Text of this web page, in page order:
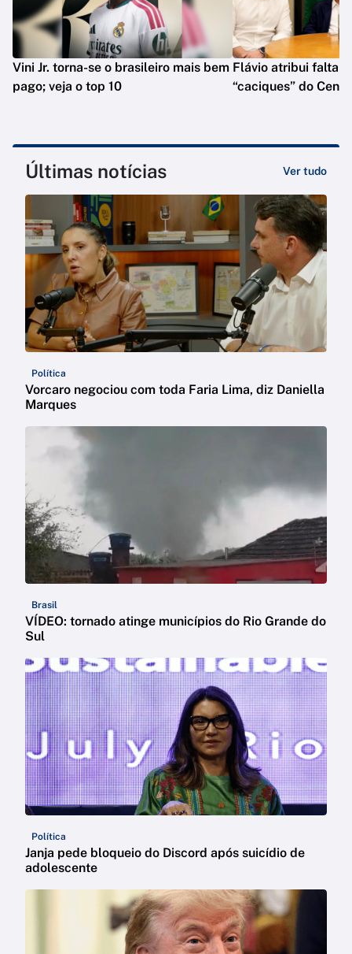
Vini Jr. torna-se o brasileiro mais bem
pago; veja o top 10
Flávio atribui falta
“caciques” do
Últimas notícias Ver tudo
Política
Vorcaro negociou com toda Faria Lima, diz Daniella
Marques
Brasil
VÍDEO: tornado atinge municípios do Rio Grande do
Sul
Política
Janja pede bloqueio do Discord após suicídio de
adolescente